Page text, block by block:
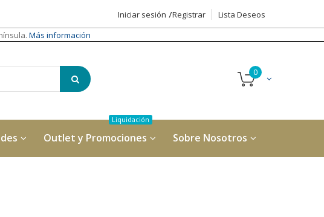
Iniciar sesión Registrar
Lista Deseos
Más información
Outlet y Promociones Sobre Nosotros